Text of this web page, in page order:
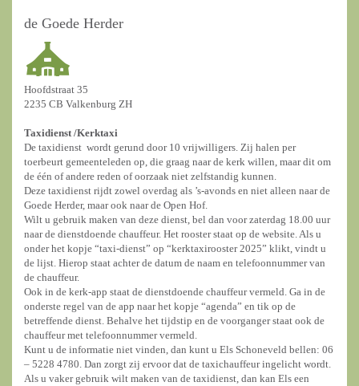
de Goede Herder
Hoofdstraat 35
2235 CB Valkenburg ZH
Taxidienst /Kerktaxi
De taxidienst wordt gerund door 10 vrijwilligers. Zij halen per
toerbeurt gemeenteleden op, die graag naar de kerk willen, maar dit om
de één of andere reden of oorzaak niet zelfstandig kunnen.
Deze taxidienst rijdt zowel overdag als ’s-avonds en niet alleen naar de
Goede Herder, maar ook naar de Open Hof.
Wilt u gebruik maken van deze dienst, bel dan voor zaterdag 18.00 uur
naar de dienstdoende chauffeur. Het rooster staat op de website. Als u
onder het kopje “taxi-dienst” op “kerktaxirooster 2025” klikt, vindt u
de lijst. Hierop staat achter de datum de naam en telefoonnummer van
de chauffeur.
Ook in de kerk-app staat de dienstdoende chauffeur vermeld. Ga in de
onderste regel van de app naar het kopje “agenda” en tik op de
betreffende dienst. Behalve het tijdstip en de voorganger staat ook de
chauffeur met telefoonnummer vermeld.
Kunt u de informatie niet vinden, dan kunt u Els Schoneveld bellen: 06
– 5228 4780. Dan zorgt zij ervoor dat de taxichauffeur ingelicht wordt.
Als u vaker gebruik wilt maken van de taxidienst, dan kan Els een